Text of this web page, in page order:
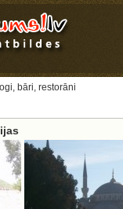
bāri, restorāni